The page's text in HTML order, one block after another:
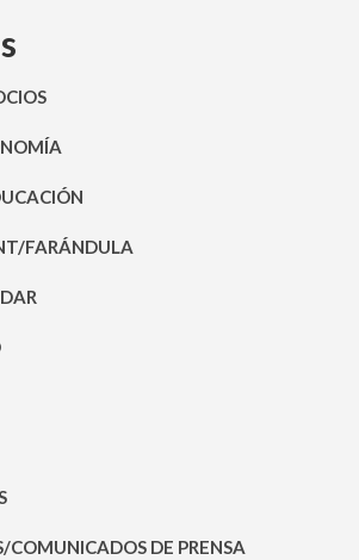
FARÁNDULA
COMUNICADOS DE PRENSA